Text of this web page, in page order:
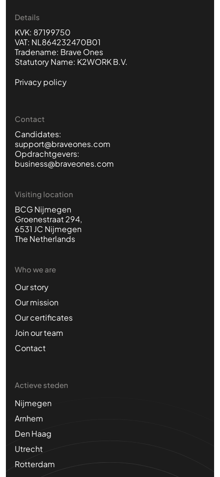
Details
KVK: 87199750
VAT: NL864232470B01
Tradename: Brave Ones
Statutory Name: K2WORK B.V.
Privacy policy
Contact
Candidates:
support@braveones.com
Opdrachtgevers:
business@braveones.com
Visiting location
BCG Nijmegen
Groenestraat 294,
6531 JC Nijmegen
The Netherlands
Who we are
Our story
Our mission
Our certificates
Join our team
Contact
Actieve steden
Nijmegen
Arnhem
Den Haag
Utrecht
Rotterdam